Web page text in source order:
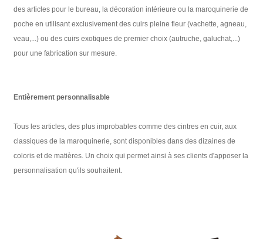
des articles pour le bureau, la décoration intérieure ou la maroquinerie de
poche en utilisant exclusivement des cuirs pleine fleur (vachette, agneau,
veau,...) ou des cuirs exotiques de premier choix (autruche, galuchat,...)
pour une fabrication sur mesure.
Entièrement personnalisable
Tous les articles, des plus improbables comme des cintres en cuir, aux
classiques de la maroquinerie, sont disponibles dans des dizaines de
coloris et de matières. Un choix qui permet ainsi à ses clients d'apposer la
personnalisation qu'ils souhaitent.